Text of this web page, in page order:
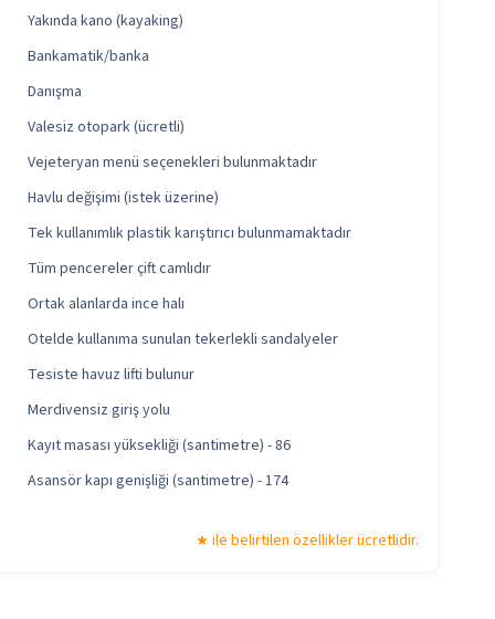
Yakında kano (kayaking)
Bankamatik/banka
Danışma
Valesiz otopark (ücretli)
Vejeteryan menü seçenekleri bulunmaktadır
Havlu değişimi (istek üzerine)
Tek kullanımlık plastik karıştırıcı bulunmamaktadır
Tüm pencereler çift camlıdır
Ortak alanlarda ince halı
Otelde kullanıma sunulan tekerlekli sandalyeler
Tesiste havuz lifti bulunur
Merdivensiz giriş yolu
Kayıt masası yüksekliği (santimetre) - 86
Asansör kapı genişliği (santimetre) - 174
ile belirtilen özellikler ücretlidir.